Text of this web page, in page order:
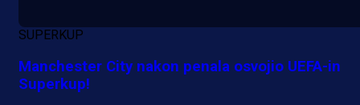
Premijer liga BiH
SUPERKUP
Manchester City nakon penala osvojio UEFA-in
Superkup!